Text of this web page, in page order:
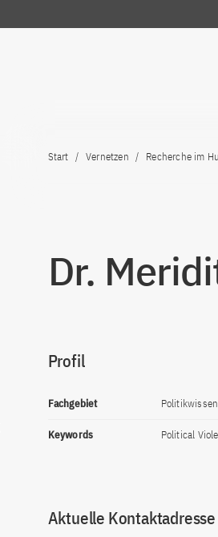
Start Vernetzen Recherche im
Dr.
Profil
Fachgebiet
Keywords Political
Aktuelle Kontaktadresse